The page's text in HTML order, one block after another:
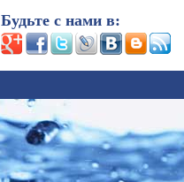
Будьте с нами в: